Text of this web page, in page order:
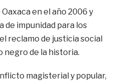
en el año 2006 y
de impunidad para los
reclamo de justicia social
negro de la historia.
magisterial y popular,